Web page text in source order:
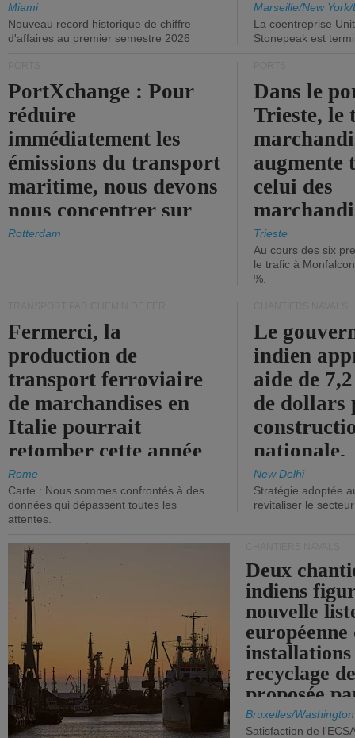
Miami
Nouveau record historique de chiffre
d'affaires au premier semestre 2026
Marseille/New
La coentreprise
Stonepeak est
PortXchange : Pour
réduire
immédiatement les
émissions du transport
maritime, nous devons
nous concentrer sur
les ports.
Rotterdam
Dans le
Trieste, le
augmente
celui des
diminue.
Trieste
Au cours des six
le trafic à
%.
Fermerci, la
production de
transport ferroviaire
de marchandises en
Italie pourrait
retomber cette année
aux niveaux de 2015.
Rome
Carte : Nous sommes confrontés à des
données qui dépassent toutes les
attentes.
Le
indien
aide de
de dollars
nationale.
New Delhi
Stratégie adoptée
revitaliser le secteur
Deux
indiens
nouvelle
européenne
installations
recyclage
proposée
Bruxelles/Washington
Satisfaction de